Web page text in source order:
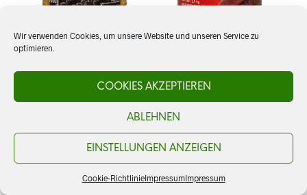
Wir verwenden Cookies, um unsere Website und unseren Service zu
optimieren.
COOKIES AKZEPTIEREN
ABLEHNEN
EINSTELLUNGEN ANZEIGEN
Cookie-RichtlinieImpressumImpressum
Sierra
Adobo, La Costeña
CHF29.50